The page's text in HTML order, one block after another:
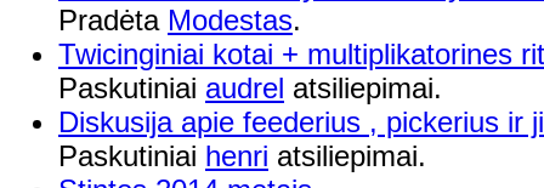
Pradėta Modestas.
Twicinginiai kotai + multiplikatorines
Paskutiniai audrel atsiliepimai.
Diskusija apie feederius , pickerius ir
Paskutiniai henri atsiliepimai.